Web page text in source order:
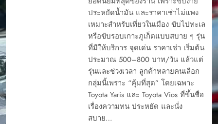
ประหยัดน้ำมัน และราคาเช่าไม่แพง
เหมาะสำหรับเที่ยวในเมือง ขับไปทะเล
หรือขับรอบเกาะภูเก็ตแบบสบาย ๆ รุ่น
ที่มีให้บริการ จุดเด่น ราคาเช่า เริ่มต้น
ประมาณ 500–800 บาท/วัน แล้วแต่
รุ่นและช่วงเวลา ลูกค้าหลายคนเลือก
กลุ่มนี้เพราะ “คุ้มที่สุด” โดยเฉพาะ
Toyota Yaris และ Toyota Vios ที่ขึ้นชื่อ
เรื่องความทน ประหยัด และนั่ง
สบาย…